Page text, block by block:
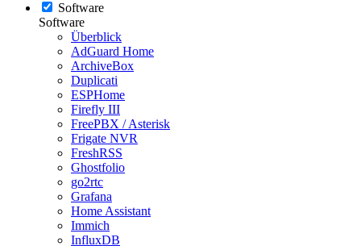
Software
Software
Überblick
AdGuard Home
ArchiveBox
Duplicati
ESPHome
Firefly III
FreePBX / Asterisk
Frigate NVR
FreshRSS
Ghostfolio
go2rtc
Grafana
Home Assistant
Immich
InfluxDB